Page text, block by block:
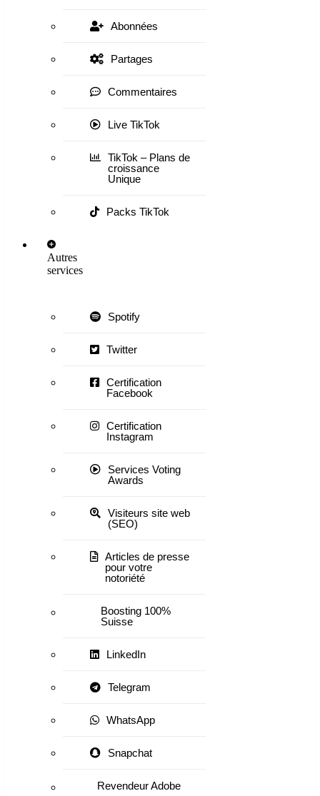
Abonnées
Partages
Commentaires
Live TikTok
TikTok – Plans de
croissance
Unique
Packs TikTok
Autres
services
Spotify
Twitter
Certification
Facebook
Certification
Instagram
Services Voting
Awards
Visiteurs site web
(SEO)
Articles de presse
pour votre
notoriété
Boosting 100%
Suisse
LinkedIn
Telegram
WhatsApp
Snapchat
Revendeur Adobe